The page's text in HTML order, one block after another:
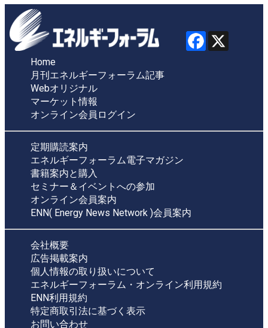
Home
月刊エネルギーフォーラム記事
Webオリジナル
マーケット情報
オンライン会員ログイン
定期購読案内
エネルギーフォーラム電子マガジン
書籍案内と購入
セミナー＆イベントへの参加
オンライン会員案内
ENN( Energy News Network )会員案内
会社概要
広告掲載案内
個人情報の取り扱いについて
エネルギーフォーラム・オンライン利用規約
ENN利用規約
特定商取引法に基づく表示
お問い合わせ